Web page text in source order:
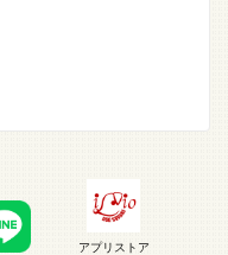
アプリストア